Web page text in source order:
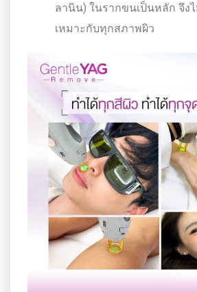
ลานิน) ในรากขนเป็นหลัก จึง
เหมาะกับทุกสภาพผิว